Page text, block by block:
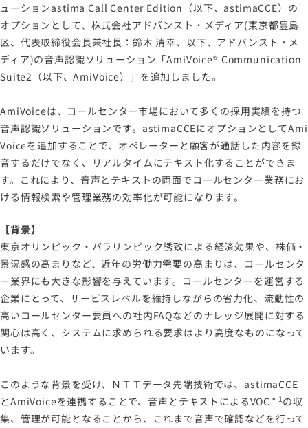
ューションastima Call Center Edition（以下、astimaCCE）の
オプションとして、株式会社アドバンスト・メディア(東京都豊島
区、代表取締役会長兼社長：鈴木 清幸、以下、アドバンスト・メ
ディア)の音声認識ソリューション「AmiVoice® Communication
Suite2（以下、AmiVoice）」を追加しました。
AmiVoiceは、コールセンター市場において多くの採用実績を持つ
音声認識ソリューションです。astimaCCEにオプションとしてAmi
Voiceを追加することで、オペレーターと顧客が通話した内容を録
音するだけでなく、リアルタイムにテキスト化することができま
す。これにより、音声とテキストの両面でコールセンター業務にお
ける情報検索や管理業務の効率化が可能になります。
【背景】
東京オリンピック・パラリンピック誘致による経済効果や、株価・
景況感の高まりなど、近年の労働力需要の高まりは、コールセンタ
ー業界にも大きな影響を与えています。コールセンターを運営する
企業にとって、サービスレベルを維持しながらの省力化、流動性の
高いコールセンター要員への社内FAQなどのナレッジ展開に対する
関心は高く、システムに求められる要求はより高度なものになって
います。
このような背景を受け、ＮＴＴデータ先端技術では、astimaCCE
とAmiVoiceを連携することで、音声とテキストによるVOC ＊1の収
集、管理が可能となることから、これまで音声で確認などを行って